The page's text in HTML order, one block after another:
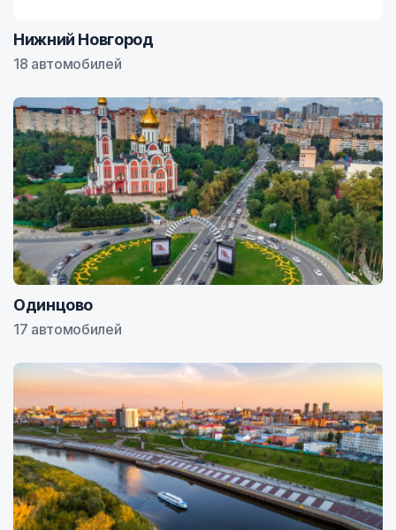
Нижний Новгород
18 автомобилей
Одинцово
17 автомобилей